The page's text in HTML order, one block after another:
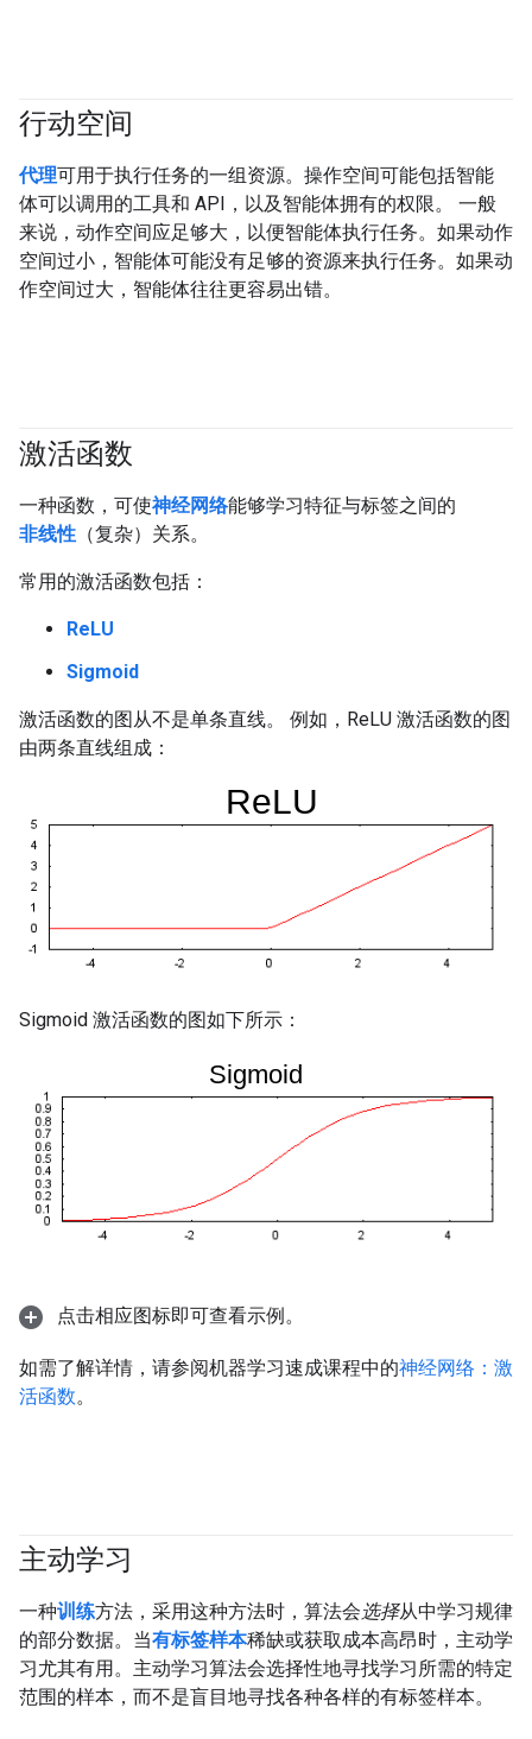
行动空间
代理可用于执行任务的一组资源。操作空间可能包括智能
体可以调用的工具和 API，以及智能体拥有的权限。 一般
来说，动作空间应足够大，以便智能体执行任务。如果动作
空间过小，智能体可能没有足够的资源来执行任务。如果动
作空间过大，智能体往往更容易出错。
激活函数
一种函数，可使神经网络能够学习特征与标签之间的
非线性 （复杂）关系。
常用的激活函数包括：
ReLU
Sigmoid
激活函数的图从不是单条直线。 例如，ReLU 激活函数的图
由两条直线组成：
Sigmoid 激活函数的图如下所示：
点击相应图标即可查看示例。
如需了解详情，请参阅机器学习速成课程中的神经网络：激
活函数。
主动学习
一种训练方法，采用这种方法时，算法会选择从中学习规律
的部分数据。当有标签样本稀缺或获取成本高昂时，主动学
习尤其有用。主动学习算法会选择性地寻找学习所需的特定
范围的样本，而不是盲目地寻找各种各样的有标签样本。